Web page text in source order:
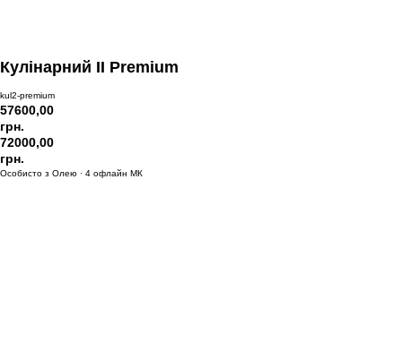
Кулінарний II Premium
kul2-premium
57600,00
грн.
72000,00
грн.
Особисто з Олею · 4 офлайн МК